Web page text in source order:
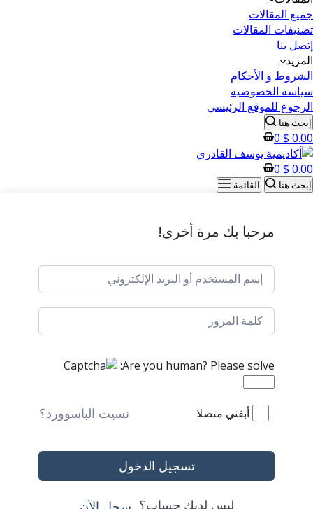
جميع المقالات
تصنيفات المقالات
إتصل بنا
المزيد
الشروط و الأحكام
سياسة الخصوصية
الرجوع للموقع الرئيسي
إبحث هنا
0.00
$
0
0.00
$
0
إبحث هنا القائمة
مرحبا بك مرة أخرى!
Are you human? Please solve:
أبقني متصلا نسيت الباسوورد؟
تسجيل الدخول
ليس لديك حساب؟